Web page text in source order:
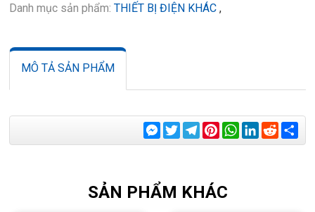
Danh mục sản phẩm: THIẾT BỊ ĐIỆN KHÁC ,
MÔ TẢ SẢN PHẨM
Messenger
TwitterTelegram
Pinterest
WhatsApp
LinkedIn
Reddit
SẢN PHẨM KHÁC